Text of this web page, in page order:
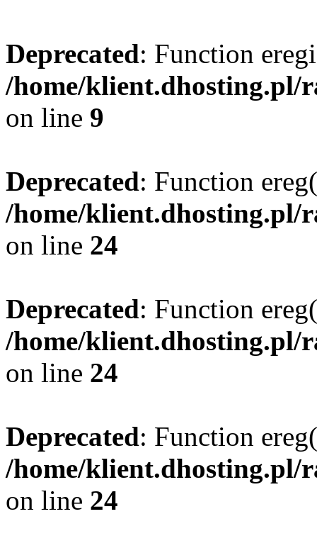
Deprecated: Function
/home/klient.dhosting.pl/
on line 9
Deprecated: Function
/home/klient.dhosting.pl/
on line 24
Deprecated: Function
/home/klient.dhosting.pl/
on line 24
Deprecated: Function
/home/klient.dhosting.pl/
on line 24